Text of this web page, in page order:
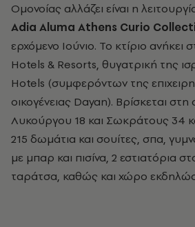
Ομονοίας αλλάζει είναι η
Adia Aluma Athens Curio
ερχόμενο Ιούνιο. Το κτίριο ανήκει
Hotels & Resorts, θυγατρική της
Hotels (συμφερόντων της
οικογένειας Dayan). Βρίσκεται
Λυκούργου 18 και Σωκράτους 34
215 δωμάτια και σουίτες, σπα,
με μπαρ και πισίνα, 2 εστιατόρια
ταράτσα, καθώς και χώρο